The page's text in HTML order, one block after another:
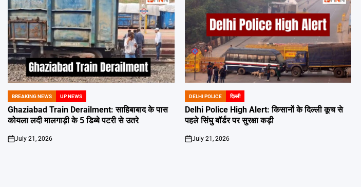
POSTED
IN
BREAKING NEWS UP NEWS
Ghaziabad Train Derailment: साहिबाबाद के पास
कोयला लदी मालगाड़ी के 5 डिब्बे पटरी से उतरे
on
July 21, 2026
POSTED
IN
DELHI POLICE दिल्ली
Delhi Police High Alert: किसानों के दिल्ली कूच से
पहले सिंघु बॉर्डर पर सुरक्षा कड़ी
on
July 21, 2026